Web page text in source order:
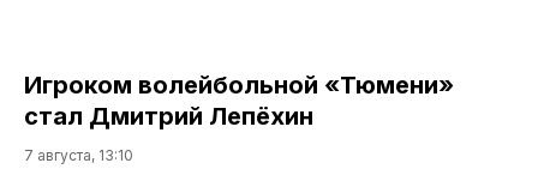
Игроком волейбольной «Тюмени»
стал Дмитрий Лепёхин
7 августа, 13:10